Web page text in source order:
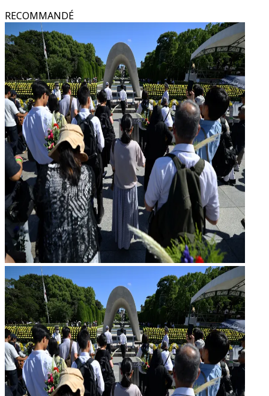
RECOMMANDÉ